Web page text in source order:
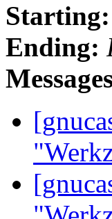
Starting:
Ending: